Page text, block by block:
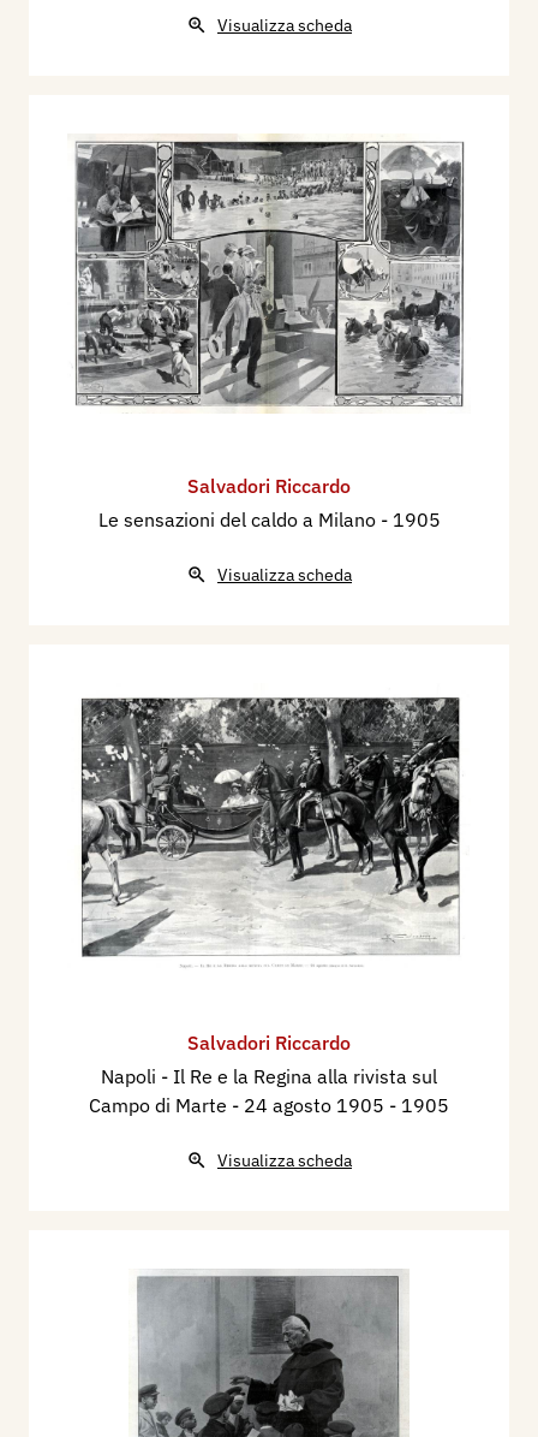
Visualizza scheda
Salvadori Riccardo
Le sensazioni del caldo a Milano - 1905
Visualizza scheda
Salvadori Riccardo
Napoli - Il Re e la Regina alla rivista sul
Campo di Marte - 24 agosto 1905 - 1905
Visualizza scheda